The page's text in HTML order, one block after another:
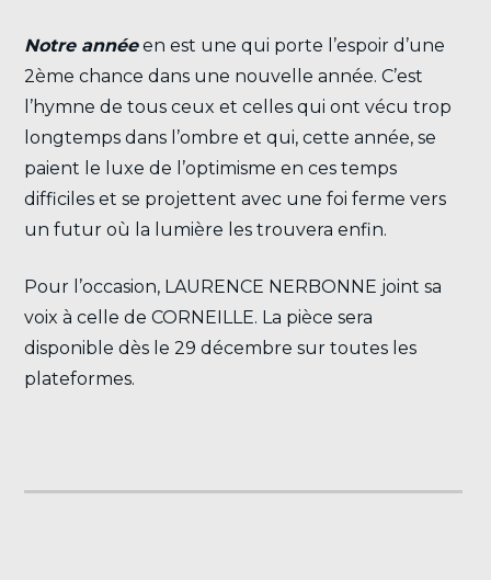
Notre annéeen est une qui porte l’espoir d’une
2ème chance dans une nouvelle année. C’est
l’hymne de tous ceux et celles qui ont vécu trop
longtemps dans l’ombre et qui, cette année, se
paient le luxe de l’optimisme en ces temps
difficiles et se projettent avec une foi ferme vers
un futur où la lumière les trouvera enfin.
Pour l’occasion, LAURENCE NERBONNE joint sa
voix à celle de CORNEILLE. La pièce sera
disponible dès le 29 décembre sur toutes les
plateformes.